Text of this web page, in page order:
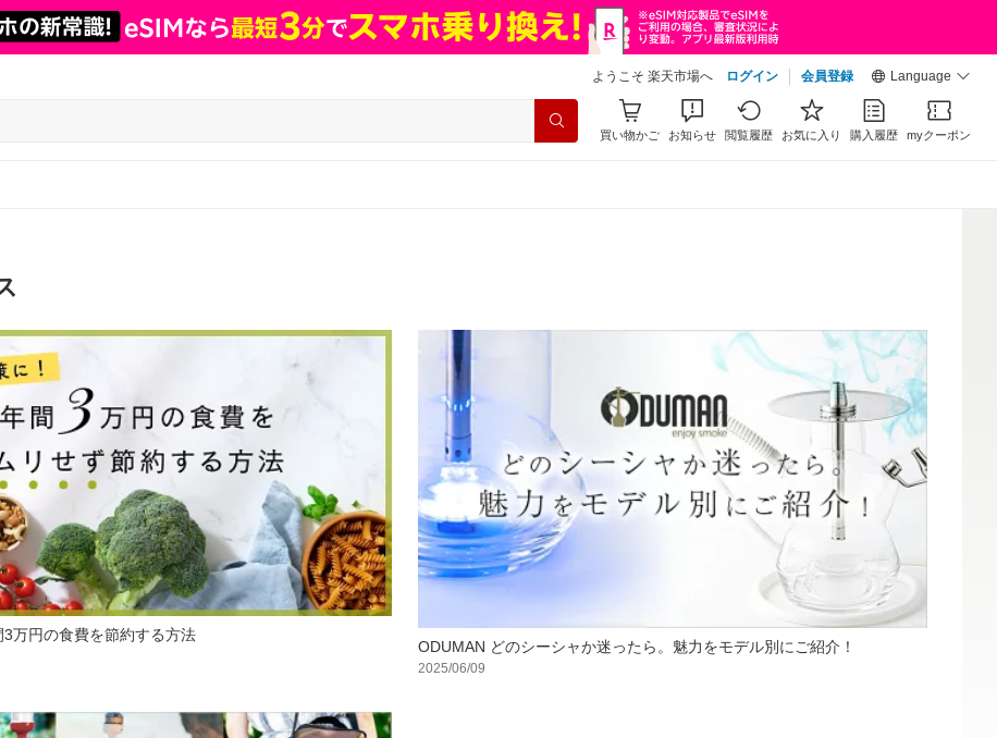
ようこそ 楽天市場へ ログイン 会員登録 Language
買い物かご お知らせ 閲覧履歴 お気に入り 購入履歴 myクーポン
万円の食費を節約する方法
ODUMAN どのシーシャか迷ったら。魅力をモデル別にご紹介！
2025/06/09